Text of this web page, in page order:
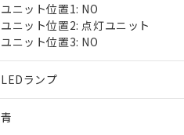
ユニット位置1: NO
ユニット位置2: 点灯ユニット
ユニット位置3: NO
LEDランプ
青
※1 対応状況